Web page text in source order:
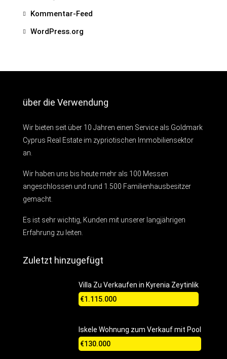
Kommentar-Feed
WordPress.org
über die Verwendung
Wir bieten seit über 10 Jahren einen Service als Goldmark
Cyprus Real Estate im zypriotischen Immobiliensektor
an.
Wir haben uns bis heute mehr als 100 Messen
angeschlossen und rund 1.500 Familienhausbesitzer
gemacht.
Es ist sehr wichtig, Kunden mit unserer langjährigen
Erfahrung zu leiten.
Zuletzt hinzugefügt
Villa Zu Verkaufen in Kyrenia Zeytinlik
€1.115.000
Iskele Wohnung zum Verkauf mit Pool
€130.000